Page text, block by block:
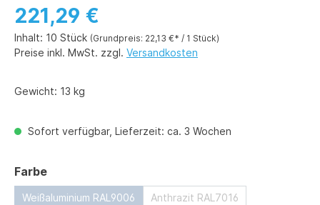
221,29 €
Inhalt: 10 Stück (Grundpreis: 22,13 €* / 1 Stück)
Preise inkl. MwSt. zzgl. Versandkosten
Gewicht: 13 kg
Sofort verfügbar, Lieferzeit: ca. 3 Wochen
Farbeauswählen
Weißaluminium RAL9006 Anthrazit RAL7016